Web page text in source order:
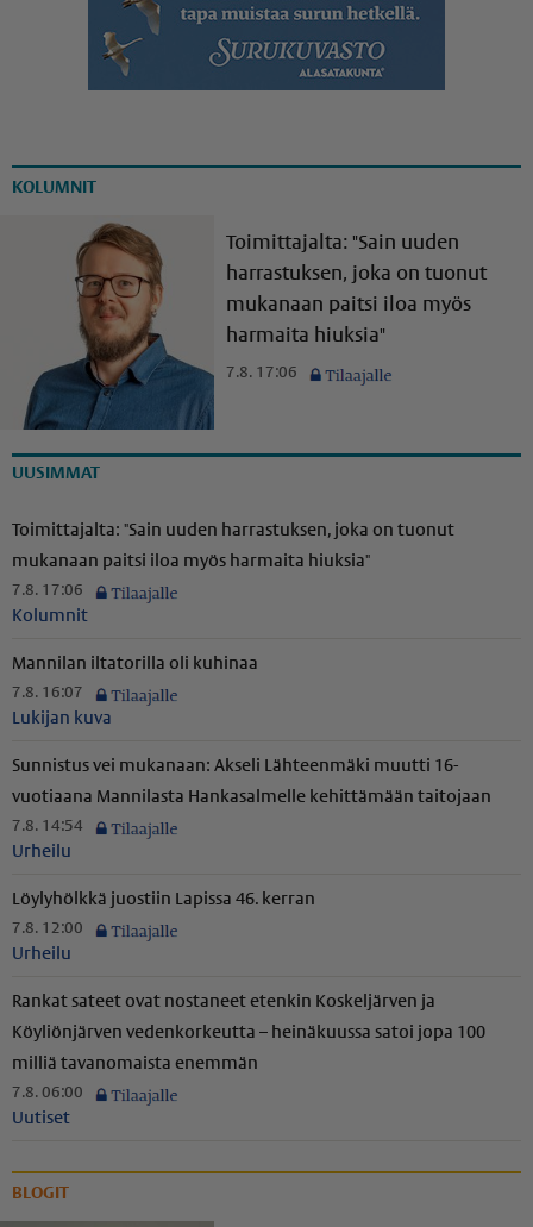
KOLUMNIT
Toimittajalta: "Sain uuden
harrastuksen, joka on tuonut
mukanaan paitsi iloa myös
harmaita hiuksia"
7.8. 17:06
UUSIMMAT
Toimittajalta: "Sain uuden harrastuksen, joka on tuonut
mukanaan paitsi iloa myös harmaita hiuksia"
7.8. 17:06
Kolumnit
Mannilan iltatorilla oli kuhinaa
7.8. 16:07
Lukijan kuva
Sunnistus vei mukanaan: Akseli Lähteenmäki muutti 16-
vuotiaana Mannilasta Hankasalmelle kehittämään taitojaan
7.8. 14:54
Urheilu
Löylyhölkkä juostiin Lapissa 46. kerran
7.8. 12:00
Urheilu
Rankat sateet ovat nostaneet etenkin Koskeljärven ja
Köyliönjärven vedenkorkeutta – heinäkuussa satoi jopa 100
milliä tavanomaista enemmän
7.8. 06:00
Uutiset
BLOGIT